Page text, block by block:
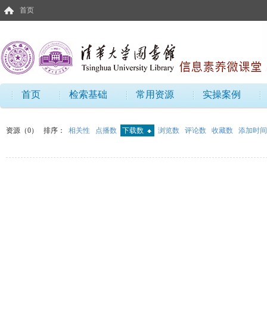
首页
首页 检索基础 常用资源 实操案例
资源（0） 排序： 相关性 点播数 下载数 浏览数 评论数 收藏数 添加时间